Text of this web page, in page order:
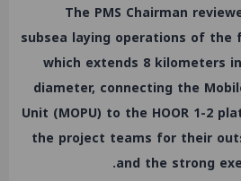
The PMS Chairman
subsea laying operations of
which extends 8 kilometers
diameter, connecting the
Unit (MOPU) to the HOOR 1-2
the project teams for their
and the strong